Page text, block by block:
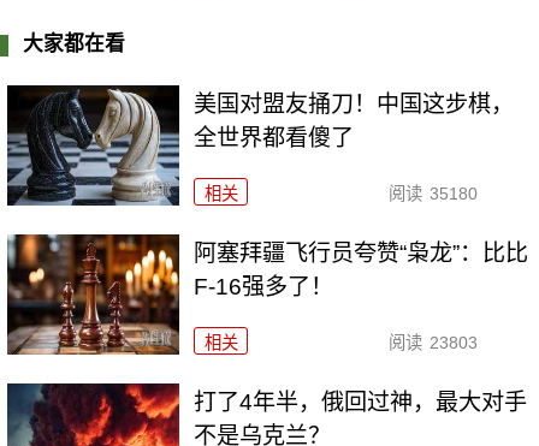
大家都在看
美国对盟友捅刀！中国这步棋，
全世界都看傻了
相关 阅读 35180
阿塞拜疆飞行员夸赞“枭龙”：比比
F-16强多了！
相关 阅读 23803
打了4年半，俄回过神，最大对手
不是乌克兰？